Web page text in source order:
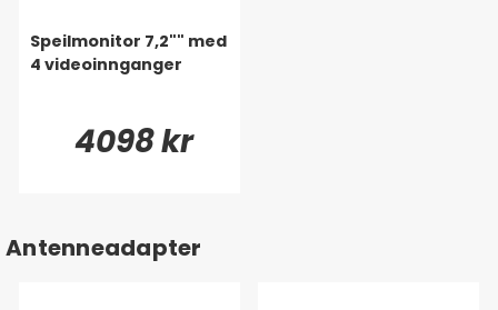
Speilmonitor 7,2"" med
4 videoinnganger
4098 kr
Antenneadapter